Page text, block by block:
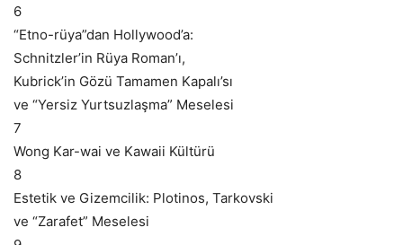
6
“Etno-rüya”dan Hollywood’a:
Schnitzler’in Rüya Roman’ı,
Kubrick’in Gözü Tamamen Kapalı’sı
ve “Yersiz Yurtsuzlaşma” Meselesi
7
Wong Kar-wai ve Kawaii Kültürü
8
Estetik ve Gizemcilik: Plotinos, Tarkovski
ve “Zarafet” Meselesi